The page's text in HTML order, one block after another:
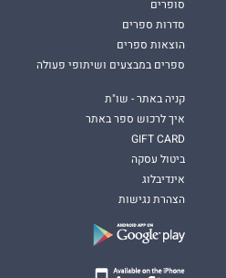
סופרים
סדרות ספרים
הוצאות ספרים
ספרים במבצעים ושיתופי פעולה
קניה באתר - שו"ת
איך לרכוש ספר באתר
GIFT CARD
ביטול עסקה
אינדיבלוג
הצהרת נגישות